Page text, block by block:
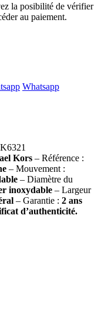
la posibilité de vérifier
au paiement.
Whatsapp
Kors – Référence :
– Mouvement :
– Diamètre du
inoxydable – Largeur
– Garantie : 2 ans
d’authenticité.